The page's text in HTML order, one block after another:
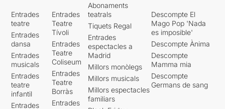
Entrades
teatre
Entrades
dansa
Entrades
musicals
Entrades
teatre
infantil
Entrades
Entrades
Teatre
Tívoli
Entrades
Teatre
Coliseum
Entrades
Teatre
Borràs
Entrades
Abonaments
teatrals
Tiquets Regal
Entrades
espectacles a
Madrid
Millors monòlegs
Millors musicals
Millors espectacles
familiars
Descompte El
Mago Pop 'Nada
es imposible'
Descompte Ànima
Descompte
Mamma mia
Descompte
Germans de sang